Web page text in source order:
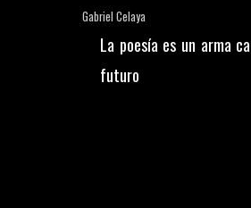
Gabriel Celaya
La poesía es un arma
futuro